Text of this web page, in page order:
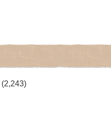
(2,243)